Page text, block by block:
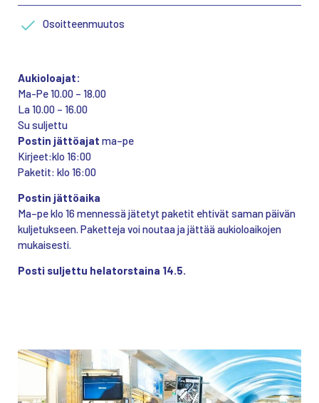
Osoitteenmuutos
Aukioloajat:
Ma-Pe 10.00 – 18.00
La 10.00 – 16.00
Su suljettu
Postin jättöajat ma–pe
Kirjeet:klo 16:00
Paketit: klo 16:00
Postin jättöaika
Ma–pe klo 16 mennessä jätetyt paketit ehtivät saman päivän
kuljetukseen. Paketteja voi noutaa ja jättää aukioloaikojen
mukaisesti.
Posti suljettu helatorstaina 14.5.